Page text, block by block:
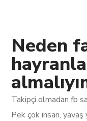
Neden
Takipçi olmadan fb
Pek çok insan,